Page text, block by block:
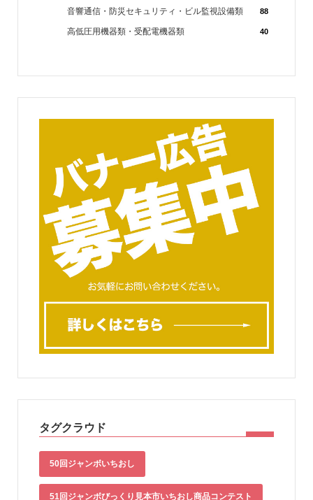
音響通信・防災セキュリティ・ビル監視設備類 88
高低圧用機器類・受配電機器類 40
タグクラウド
50回ジャンボいちおし
51回ジャンボびっくり見本市いちおし商品コンテスト